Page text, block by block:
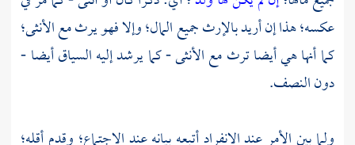
عكسه؛ هذا إن أريد بالإرث جميع المال؛ وإلا فهو يرث مع الأنثى؛
كما أنها هي أيضا ترث مع الأنثى - كما يرشد إليه السياق أيضا -
دون النصف.